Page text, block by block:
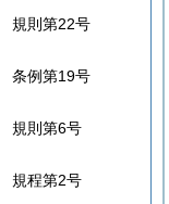
規則第22号
条例第19号
規則第6号
規程第2号